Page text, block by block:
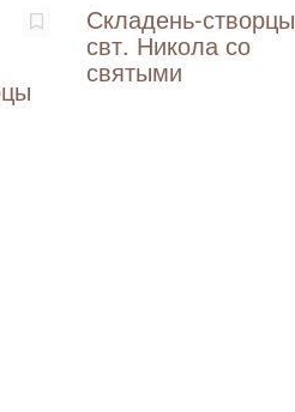
Складень-створцы
свт. Никола со
святыми